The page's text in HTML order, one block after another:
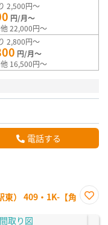
2,500円～
円/月～
22,000円～
2,800円～
円/月～
16,500円～
電話する
東） 409・1K-【角
に入